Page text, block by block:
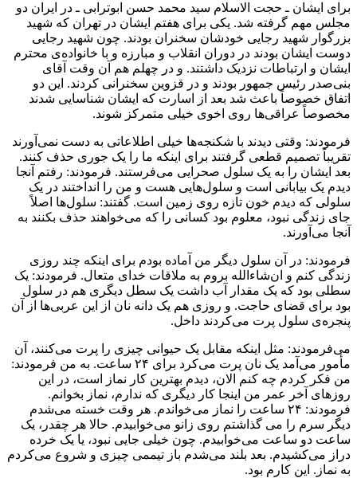
برای ایشان ـ حجت الاسلام سید محمد حسن ابوترابی ـ در ایران دو
مجلس مهم گرفته شد. یکی برای هفتم ایشان در تهران که شهید
بزرگوار شهید رجایی خودشان سخنران بودند. چون شهید رجایی
دوست ایشان بودند در دوران انقلاب و مبارزه و با خانواده‌ی محترم
ایشان و ارتباطات نزدیک داشتند. و در چهلم هم آن وقت آقای
بنی‌صدر رئیس جمهور بودند و در قزوین سخنرانی کردند. این دو
اتفاق خصوصاً باعث شد بعد از اسارت که ایشان شناسایی شدند
مخصوصاً‌ عراقی‌ها روی اخوی خیلی متمرکز شوند.
فرمودند: وقتی دیدند با شکنجه‌ها خیلی اطلاعاتی به دست نمی‌آورند
تقریباً تصمیم قطعی گرفتند برای اینکه ما را یک جوری حذف کنند.
بعد ایشان را به یک سلول صحرایی می‌فرستند. فرمودند: رفتم آنجا
دیدم یک بیابانی است و سلول‌هایی هست و من را انداختند در یک
سلولی که دیدم خون تازه روی زمین است. گفتند: سلول‌ها اصلاً
جای زندگی نبود، معلوم بود کسانی را که می‌خواهند حذف بکنند به
آنجا می‌آورند.
فرمودند: در آن سلول دیگر من آماده بودم برای اینکه چند روزی
زندگی کنم و ان‌شاءالله بروم به ملاقات خدای متعال. فرمودند: یک
سطلی بود که یک مقدار آب داشت یک سطل دیگری هم در سلول
بود برای قضای حاجت. و روزی هم یک دانه نان از این عربی‌ها از آن
پنجره‌ی سلول پرت می‌کردند داخل.
می‌فرمودند: مثل اینکه مقابل یک حیوانی چیزی را پرت می‌کنند، آن
مأمور می‌آمد یک نان پرت می‌کرد برای ۲۴ ساعت. به من فرمودند:
من فکر کردم چه کنم الان، دیدم بهترین کار نماز است، در این
روزهای آخر عمر من اینجا کار دیگری که ندارم، نماز بخوانم.
فرمودند: ۲۴ ساعت را نماز می‌خواندم. هر وقت خسته می‌شدم
دیگر سرم را می گذاشتم روی زانو می‌خوابیدم. حالا هر چقدر، یک
ساعت دو ساعت می‌خوابیدم. چون خیلی جایی نبود، یا یک خرده
دراز می‌کشیدم. بعد بلند می‌شدم باز تیممی چیزی و شروع می‌کردم
به نماز. این کارم بود.